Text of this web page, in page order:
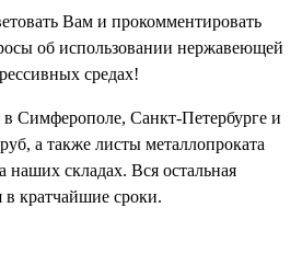
Вам и прокомментировать
об использовании нержавеющей
средах!
Симферополе, Санкт-Петербурге и
а также листы металлопроката
наших складах. Вся остальная
в кратчайшие сроки.